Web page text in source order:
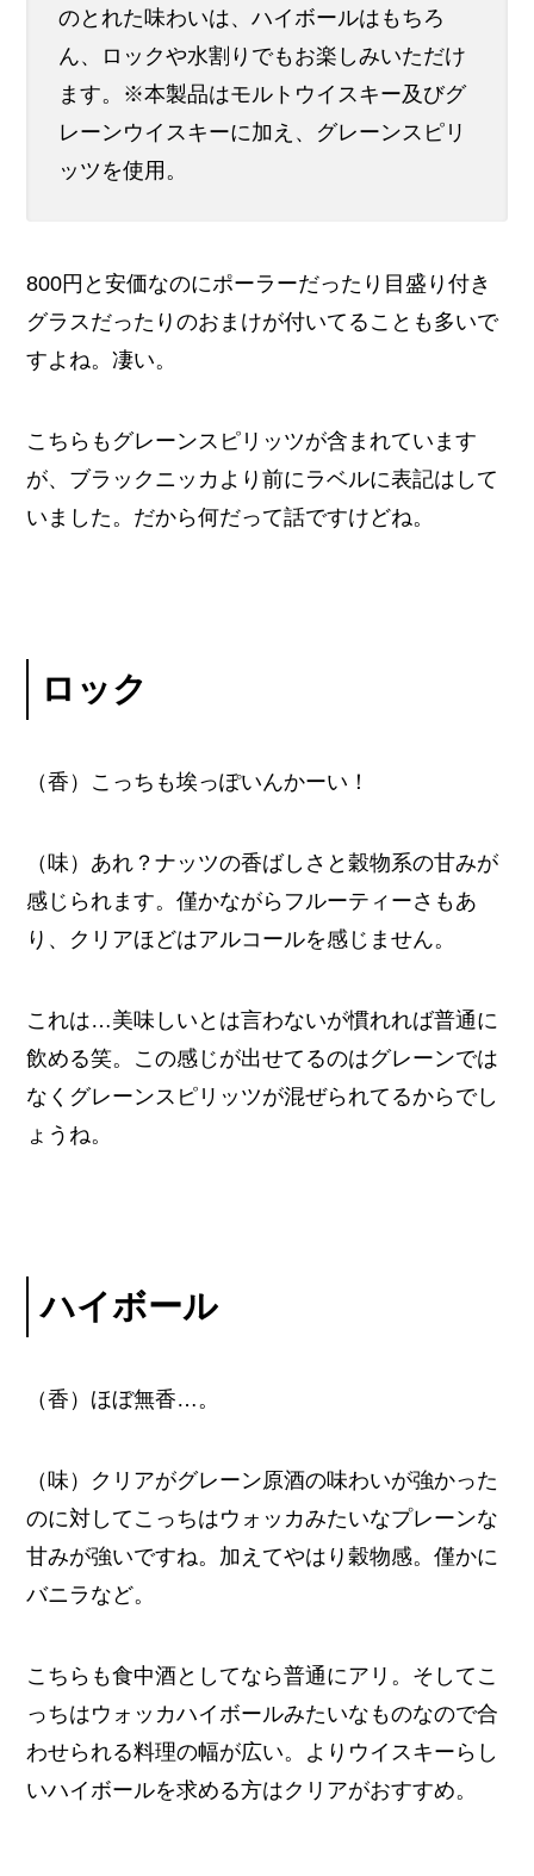
のとれた味わいは、ハイボールはもちろ
ん、ロックや水割りでもお楽しみいただけ
ます。※本製品はモルトウイスキー及びグ
レーンウイスキーに加え、グレーンスピリ
ッツを使用。
800円と安価なのにポーラーだったり目盛り付き
グラスだったりのおまけが付いてることも多いで
すよね。凄い。
こちらもグレーンスピリッツが含まれています
が、ブラックニッカより前にラベルに表記はして
いました。だから何だって話ですけどね。
ロック
（香）こっちも埃っぽいんかーい！
（味）あれ？ナッツの香ばしさと穀物系の甘みが
感じられます。僅かながらフルーティーさもあ
り、クリアほどはアルコールを感じません。
これは…美味しいとは言わないが慣れれば普通に
飲める笑。この感じが出せてるのはグレーンでは
なくグレーンスピリッツが混ぜられてるからでし
ょうね。
ハイボール
（香）ほぼ無香…。
（味）クリアがグレーン原酒の味わいが強かった
のに対してこっちはウォッカみたいなプレーンな
甘みが強いですね。加えてやはり穀物感。僅かに
バニラなど。
こちらも食中酒としてなら普通にアリ。そしてこ
っちはウォッカハイボールみたいなものなので合
わせられる料理の幅が広い。よりウイスキーらし
いハイボールを求める方はクリアがおすすめ。